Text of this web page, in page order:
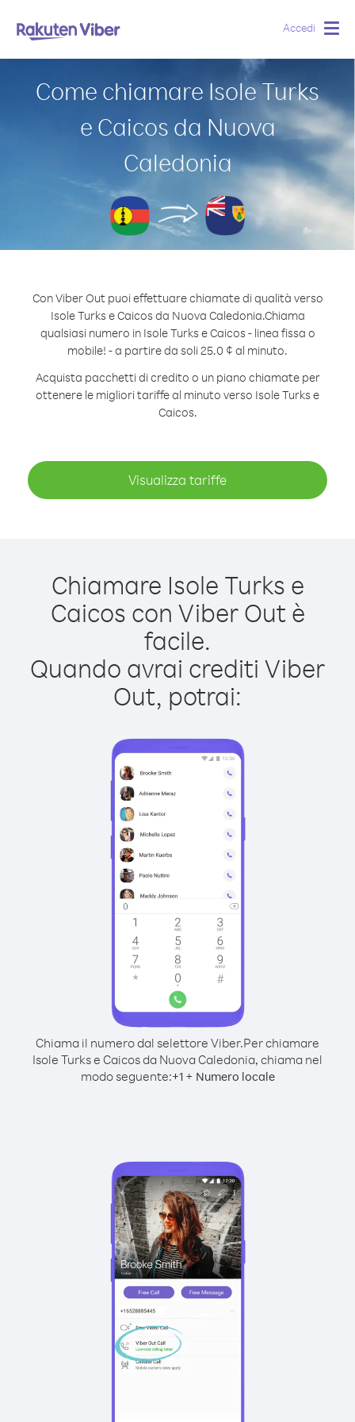
Accedi
Come chiamare Isole Turks
e Caicos da Nuova
Caledonia
Con Viber Out puoi effettuare chiamate di qualità verso
Isole Turks e Caicos da Nuova Caledonia.Chiama
qualsiasi numero in Isole Turks e Caicos - linea fissa o
mobile! - a partire da soli 25.0 ¢ al minuto.
Acquista pacchetti di credito o un piano chiamate per
ottenere le migliori tariffe al minuto verso Isole Turks e
Caicos.
Visualizza tariffe
Chiamare Isole Turks e
Caicos con Viber Out è
facile.
Quando avrai crediti Viber
Out, potrai:
Chiama il numero dal selettore Viber.Per chiamare
Isole Turks e Caicos da Nuova Caledonia, chiama nel
modo seguente:+1+ Numero locale